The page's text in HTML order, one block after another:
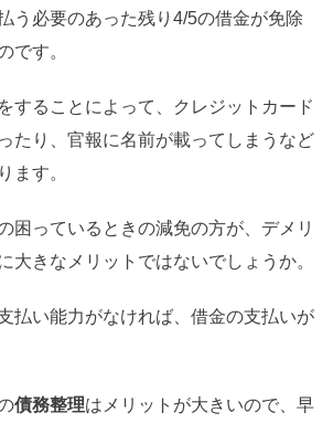
う必要のあった残り4/5の借金が免除
です。
することによって、クレジットカード
たり、官報に名前が載ってしまうなど
ます。
困っているときの減免の方が、デメリ
大きなメリットではないでしょうか。
払い能力がなければ、借金の支払いが
債務整理はメリットが大きいので、早